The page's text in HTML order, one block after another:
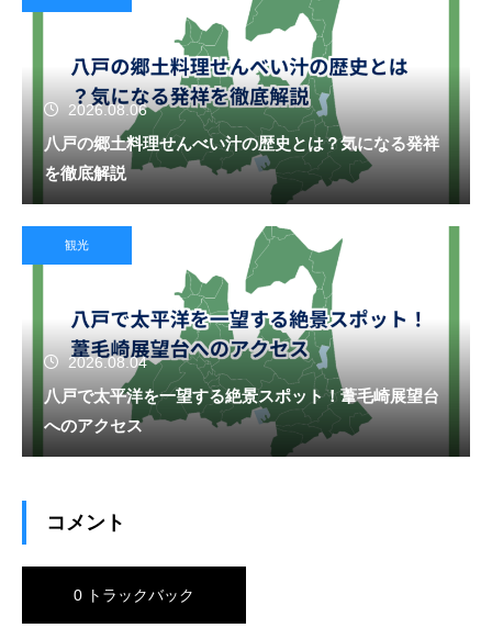
2026.08.06
八戸の郷土料理せんべい汁の歴史とは？気になる発祥
を徹底解説
観光
2026.08.04
八戸で太平洋を一望する絶景スポット！葦毛崎展望台
へのアクセス
コメント
0 トラックバック